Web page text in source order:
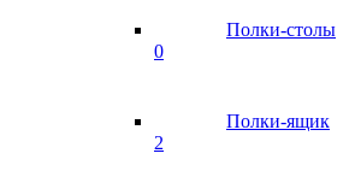
Полки-столы
0
Полки-ящик
2